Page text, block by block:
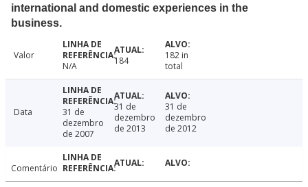
international and domestic experiences in the
business.
Valor
N/A
184
182 in
total
Data
31 de
dezembro
de 2007
31 de
dezembro
de 2013
31 de
dezembro
de 2012
Comentário